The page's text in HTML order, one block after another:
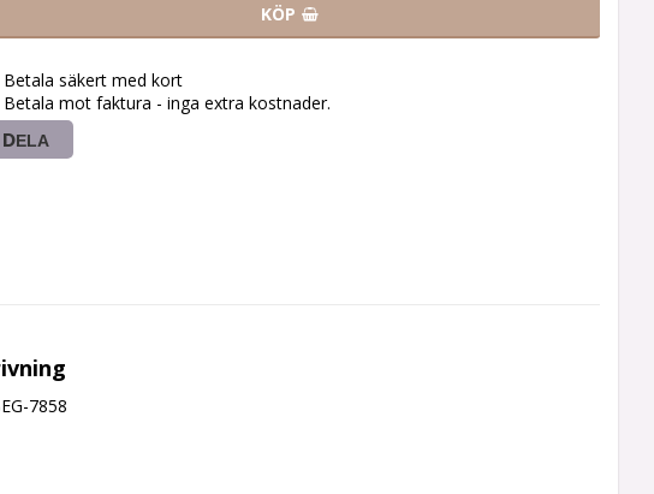
KÖP
Betala säkert med kort
Betala mot faktura - inga extra kostnader.
DELA
7858